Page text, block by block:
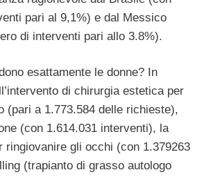
pari al 9,1%) e dal Messico
di interventi pari allo 3.8%).
esattamente le donne? In
di chirurgia estetica per
(pari a 1.773.584 delle richieste),
(con 1.614.031 interventi), la
ringiovanire gli occhi (con 1.379263
(trapianto di grasso autologo